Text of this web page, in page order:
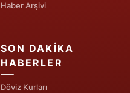
Haber Arşivi
SON DAKIKA
HABERLER
Döviz Kurları